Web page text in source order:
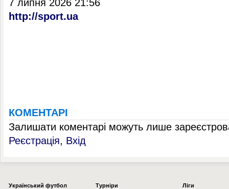
7 липня 2026 21:56
http://sport.ua
КОМЕНТАРІ
Залишати коментарі можуть лише
Реєстрація, Вхід
Українcький футбол
Турніри
Ліги